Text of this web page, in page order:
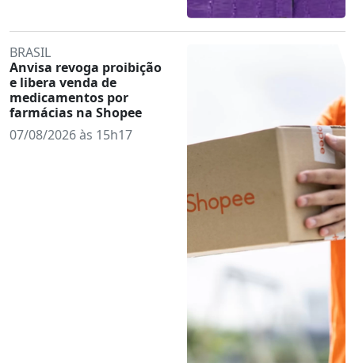
BRASIL
Anvisa revoga proibição
e libera venda de
medicamentos por
farmácias na Shopee
07/08/2026 às 15h17